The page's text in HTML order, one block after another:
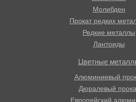
Молибден
Прокат редких
Редкие металлы
Лантоиды
Цветные
Алюминиевый
Дюралевый
Европейский